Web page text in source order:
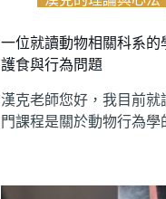
一位就讀動物相關科系的
護食與行為問題
漢克老師您好，我目前
門課程是關於動物行為